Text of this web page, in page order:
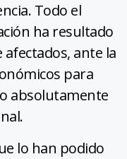
Todo el
ha resultado
ante la
para
absolutamente
lo han podido